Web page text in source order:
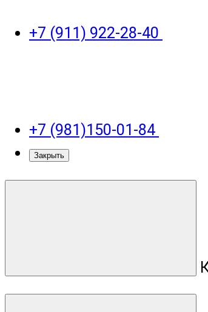
+7 (911) 922-28-40
+7 (981)150-01-84
Закрыть